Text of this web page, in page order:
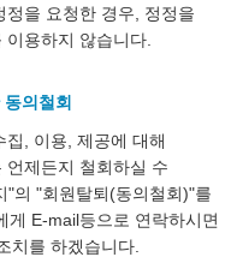
을 요청한 경우, 정정을
용하지 않습니다.
의철회
, 이용, 제공에 대해
언제든지 철회하실 수
"의 "회원탈퇴(동의철회)"를
게 E-mail등으로 연락하시면
치를 하겠습니다.